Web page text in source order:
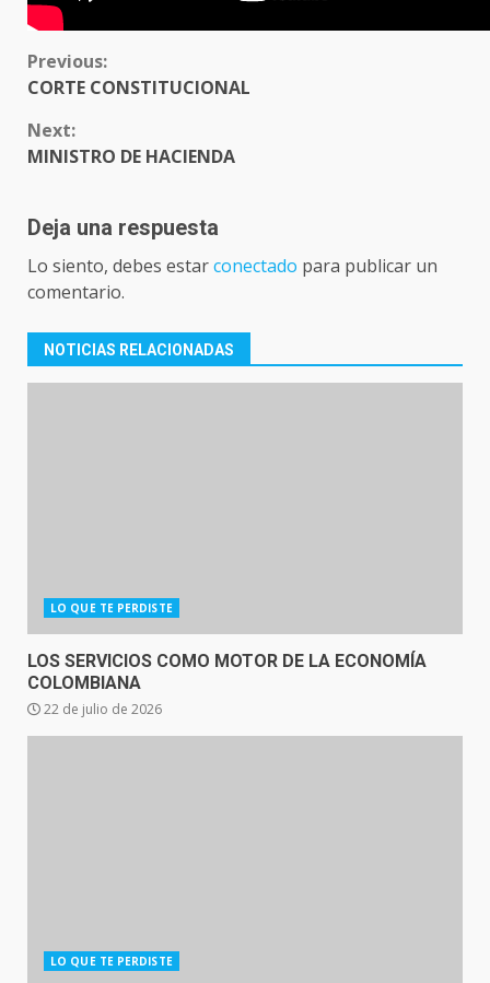
CONTINUE
READING
Previous:
CORTE CONSTITUCIONAL
Next:
MINISTRO DE HACIENDA
Deja una respuesta
Lo siento, debes estarconectado para publicar un
comentario.
NOTICIAS RELACIONADAS
LO QUE TE PERDISTE
LOS SERVICIOS COMO MOTOR DE LA ECONOMÍA
COLOMBIANA
22 de julio de 2026
LO QUE TE PERDISTE